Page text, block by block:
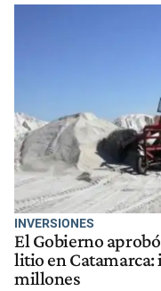
INVERSIONES
El Gobierno
litio en
millones